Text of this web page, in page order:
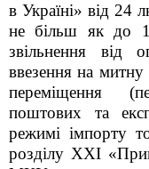
в Україні» від
не більш як до 1
звільнення від
ввезення на
переміщення
поштових та
режимі імпорту
розділу XXI